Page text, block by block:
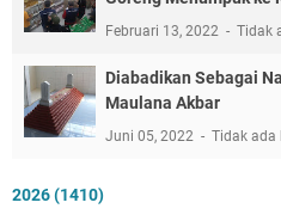
Februari 13, 2022 Tidak
Diabadikan Sebagai
Maulana Akbar
Juni 05, 2022 Tidak ada
2026(1410)